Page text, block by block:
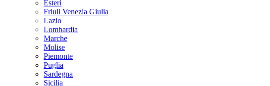
Esteri
Friuli Venezia Giulia
Lazio
Lombardia
Marche
Molise
Piemonte
Puglia
Sardegna
Sicilia